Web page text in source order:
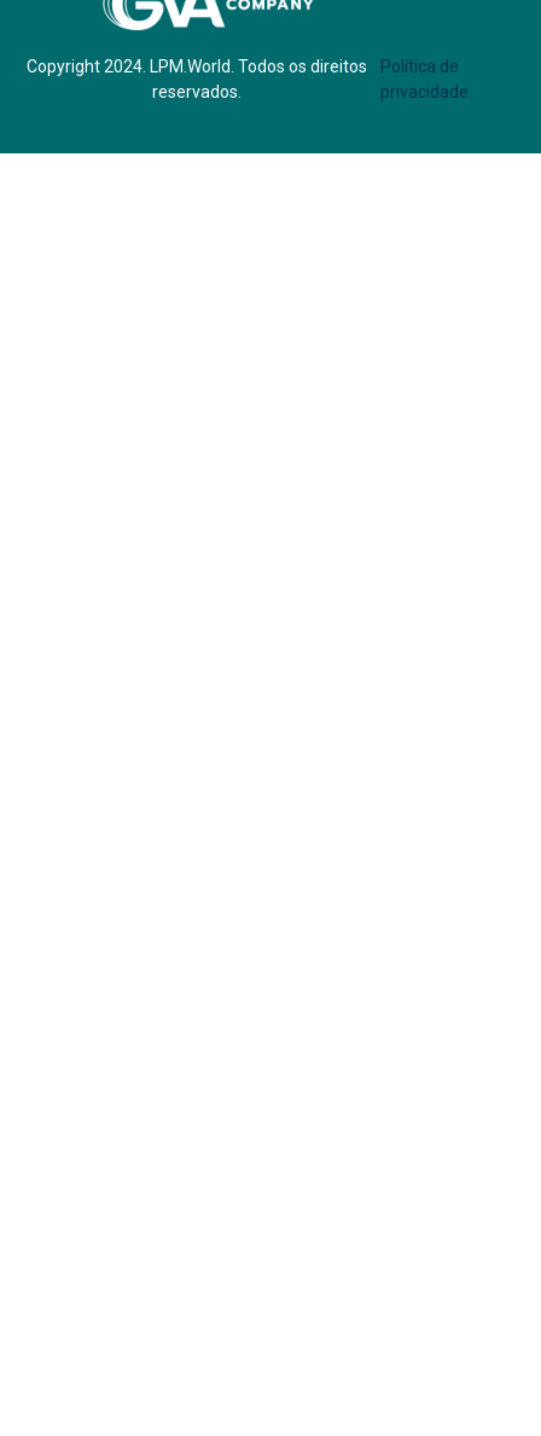
Copyright 2024. LPM.World. Todos os direitos
reservados.
Política de
privacidade.